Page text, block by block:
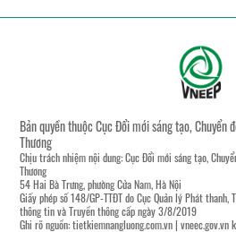
Bản quyền thuộc Cục Đổi mới sáng tạo, Chuyển
Thương
Chịu trách nhiệm nội dung: Cục Đổi mới sáng tạo,
Thương
54 Hai Bà Trưng, phường Cửa Nam, Hà Nội
Giấy phép số 148/GP-TTĐT do Cục Quản lý Phát
thông tin và Truyền thông cấp ngày 3/8/2019
Ghi rõ nguồn:tietkiemnangluong.com.vn| vneec.gov.vn